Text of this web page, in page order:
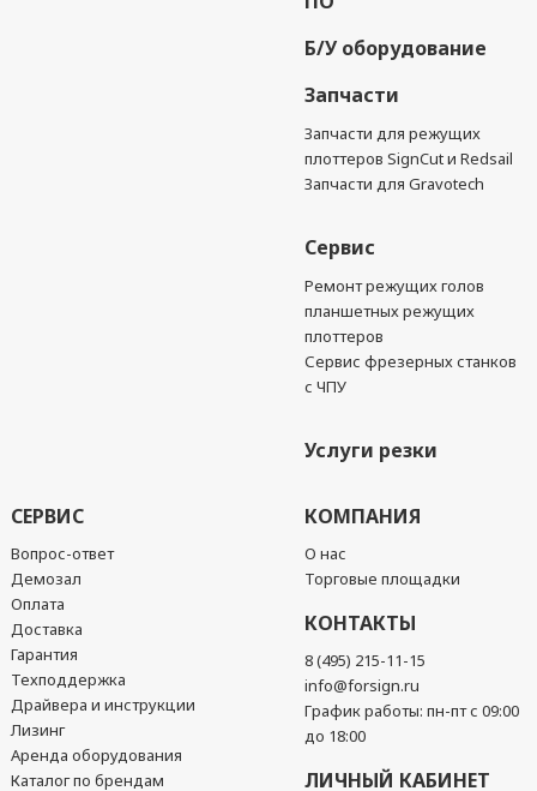
Б/У оборудование
Запчасти
Запчасти для режущих
плоттеров SignCut и Redsail
Запчасти для Gravotech
Сервис
Ремонт режущих голов
планшетных режущих
плоттеров
Сервис фрезерных станков
с ЧПУ
Услуги резки
СЕРВИС
Вопрос-ответ
Демозал
Оплата
Доставка
Гарантия
Техподдержка
Драйвера и инструкции
Лизинг
Аренда оборудования
Каталог по брендам
КОМПАНИЯ
О нас
Торговые площадки
КОНТАКТЫ
8 (495) 215-11-15
info@forsign.ru
График работы: пн-пт с 09:00
до 18:00
ЛИЧНЫЙ КАБИНЕТ